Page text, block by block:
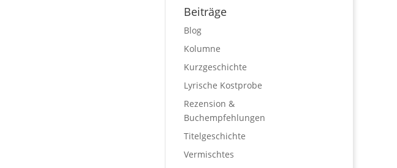
Beiträge
Blog
Kolumne
Kurzgeschichte
Lyrische Kostprobe
Rezension &
Buchempfehlungen
Titelgeschichte
Vermischtes